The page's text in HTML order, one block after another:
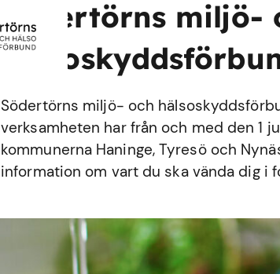
Södertörns miljö-
Södertörns miljö- och
verksamheten har från och med den 1
kommunerna Haninge, Tyresö och
information om vart du ska vända dig i